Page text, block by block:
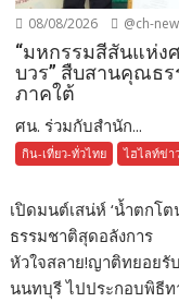
08/08/2026 @ch-
“มหกรรมสีสันแห่
บวร” สืบสานคุณธ
ภาคใต้
ศน. ร่วมกับสำนัก...
กิน-เที่ยว-ทั่วไทย ไฮไลท์ข่า
เปิดมนต์เสน่ห์ ‘น้ำตกโ
ธรรมชาติสุดอลังการ
หัวใจสลาย!ญาติทยอยรั
นนทบุรี ไปประกอบพิธีท